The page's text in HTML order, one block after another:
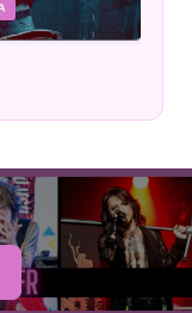
Posted